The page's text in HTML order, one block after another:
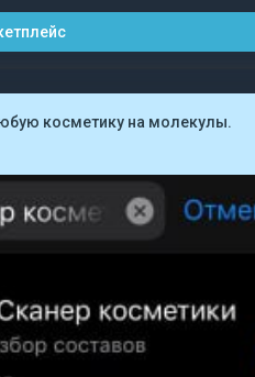
косметику на молекулы.